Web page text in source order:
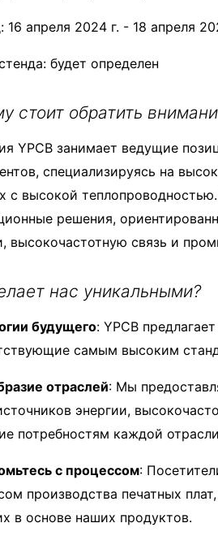
16 апреля 2024 г. - 18 апреля
будет определен
стоит обратить
YPCB занимает ведущие
специализируясь на
с высокой
решения,
высокочастотную связь и
нас уникальными?
будущего: YPCB
самым высоким
отраслей: Мы
энергии,
потребностям каждой
с процессом:
производства печатных
в основе наших продуктов.